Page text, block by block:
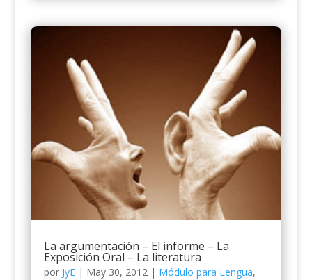
La argumentación – El informe – La
Exposición Oral – La literatura
por JyE| May 30, 2012| Módulo para Lengua,